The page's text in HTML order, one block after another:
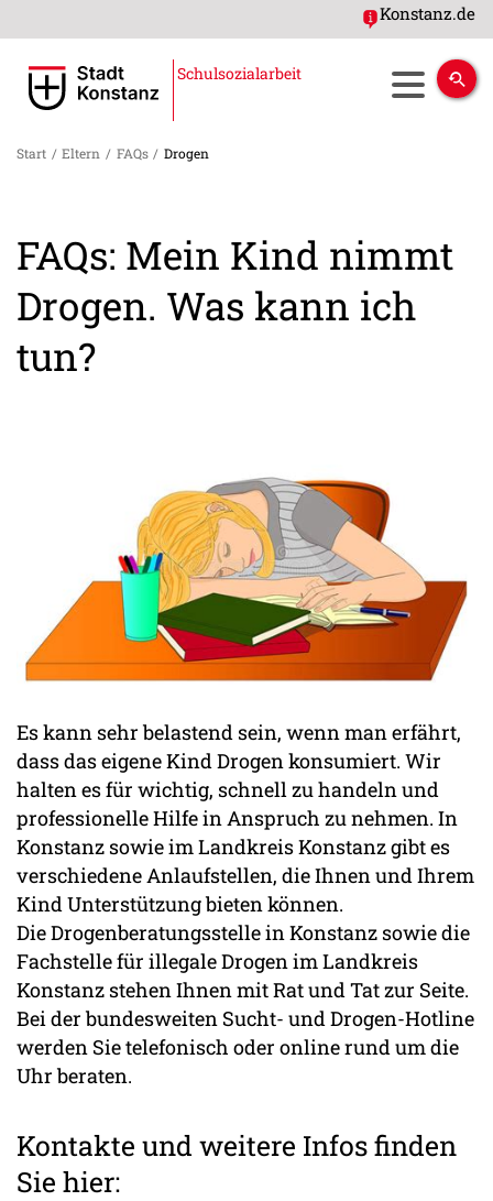
Konstanz.de
Schulsozialarbeit
Start / Eltern / FAQs / Drogen
FAQs: Mein Kind nimmt
Drogen. Was kann ich
tun?
Es kann sehr belastend sein, wenn man erfährt,
dass das eigene Kind Drogen konsumiert. Wir
halten es für wichtig, schnell zu handeln und
professionelle Hilfe in Anspruch zu nehmen. In
Konstanz sowie im Landkreis Konstanz gibt es
verschiedene Anlaufstellen, die Ihnen und Ihrem
Kind Unterstützung bieten können.
Die Drogenberatungsstelle in Konstanz sowie die
Fachstelle für illegale Drogen im Landkreis
Konstanz stehen Ihnen mit Rat und Tat zur Seite.
Bei der bundesweiten Sucht- und Drogen-Hotline
werden Sie telefonisch oder online rund um die
Uhr beraten.
Kontakte und weitere Infos finden
Sie hier: